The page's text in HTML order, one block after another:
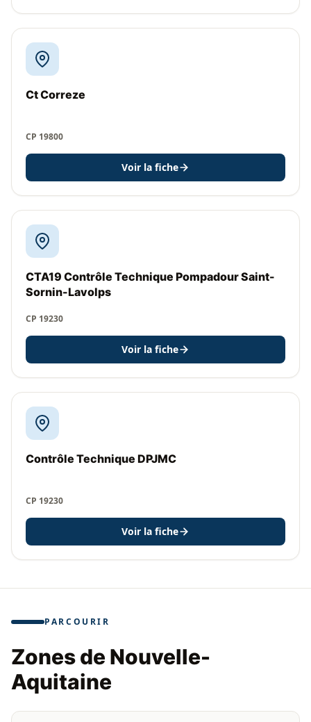
Ct Correze
CP 19800
Voir la fiche
CTA19 Contrôle Technique Pompadour Saint-
Sornin-Lavolps
CP 19230
Voir la fiche
Contrôle Technique DPJMC
CP 19230
Voir la fiche
PARCOURIR
Zones de Nouvelle-
Aquitaine